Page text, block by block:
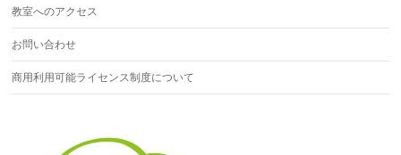
教室へのアクセス
お問い合わせ
商用利用可能ライセンス制度について